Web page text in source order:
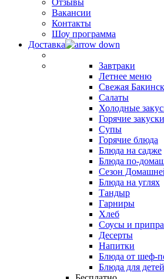
Отзывы
Вакансии
Контакты
Шоу программа
Доставка
Завтраки
Летнее меню
Свежая
Салаты
Холодные
Горячие закуски
Супы
Горячие блюда
Блюда на садже
Блюда по-
Сезон
Блюда на углях
Тандыр
Гарниры
Хлеб
Соусы и
Десерты
Напитки
Блюда от шеф-
Блюда для детей